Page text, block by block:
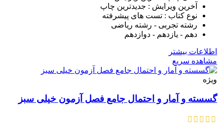
آخرین ویرایش : جدیدترین چاپ
نوع کتاب : تست های پیشرفته
رشته تجربی - رشته ریاضی
دهم - یازدهم - دوازدهم
اطلاعات بیشتر
مشاهده سریع
ویژه
گسسته و آمار و احتمال جامع فصل آزمون خیلی سبز